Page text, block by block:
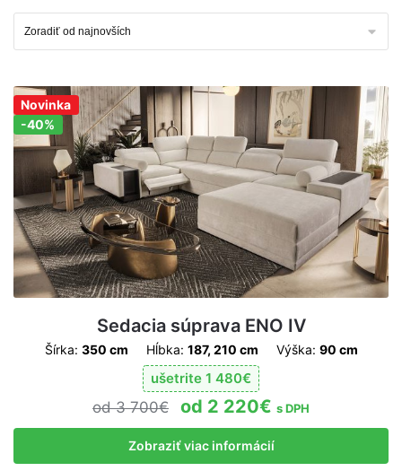
Zľava!
-40%
Novinka
Sedacia súprava ENO IV
Šírka: 350 cm Hĺbka: 187, 210 cm Výška: 90 cm
ušetrite 1 480€
3 700€ 2 220€ s DPH
Zobraziť viac informácií